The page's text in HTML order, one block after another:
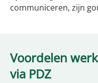
communiceren, zijn
Voordelen
via PDZ